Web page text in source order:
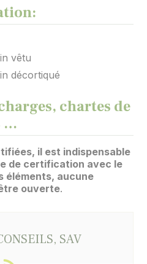
vêtu
décortiqué
chartes de
…
il est indispensable
de certification avec le
éléments, aucune
ouverte.
SAV